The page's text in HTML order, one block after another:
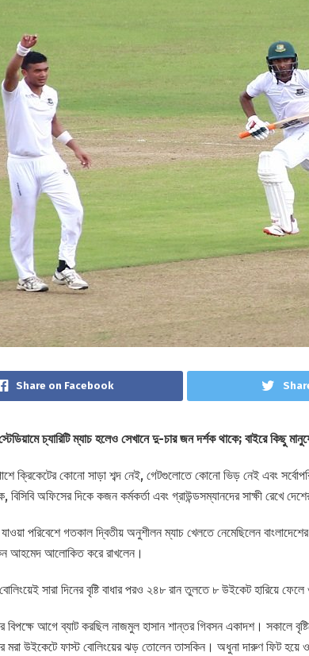
Share on Facebook
স্টেডিয়ামে চ্যারিটি ম্যাচ হলেও সেখানে দু-চার জন দর্শক থাকে; বাইরে
ক্রিকেটের কোনো সাড়া শব্দ নেই, গেটগুলোতে কোনো ভিড় নেই এবং
বিসিবি অফিসের দিকে কজন কর্মকর্তা এবং গ্রাউন্ডসম্যানদের সাক্ষী রেখে
পরিবেশে গতকাল দ্বিতীয় অনুশীলন ম্যাচ খেলতে নেমেছিলেন
আহমেদ আলোকিত করে রাখলেন।
সারা দিনের বৃষ্টি বাধার পরও ২৪৮ রান তুলতে ৮ উইকেট হারিয়ে
বিপক্ষে আগে ব্যাট করছিল নাজমুল হাসান শান্তর গিবসন একাদশ। সকালে
মরা উইকেটে ফাস্ট বোলিংয়ের ঝড় তোলেন তাসকিন। অধুনা দারুণ ফিট হয়ে